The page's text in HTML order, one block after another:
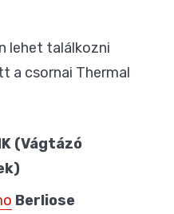
lehet találkozni
a csornai Thermal
(Vágtázó
Berliose